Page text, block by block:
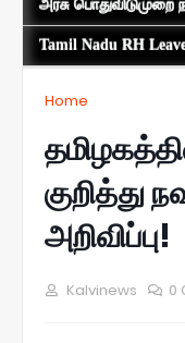
அரசு பொதுவிடுமுறை
Tamil Nadu RH
Home
குறித்து
அறிவிப்பு!
Kalvinews 0